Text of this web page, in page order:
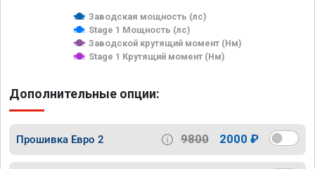
Заводская мощность (лс)
Stage 1 Мощность (лс)
Заводской крутящий момент (Нм)
Stage 1 Крутящий момент (Нм)
Дополнительные опции:
Прошивка Евро 2 9800 2000 ₽